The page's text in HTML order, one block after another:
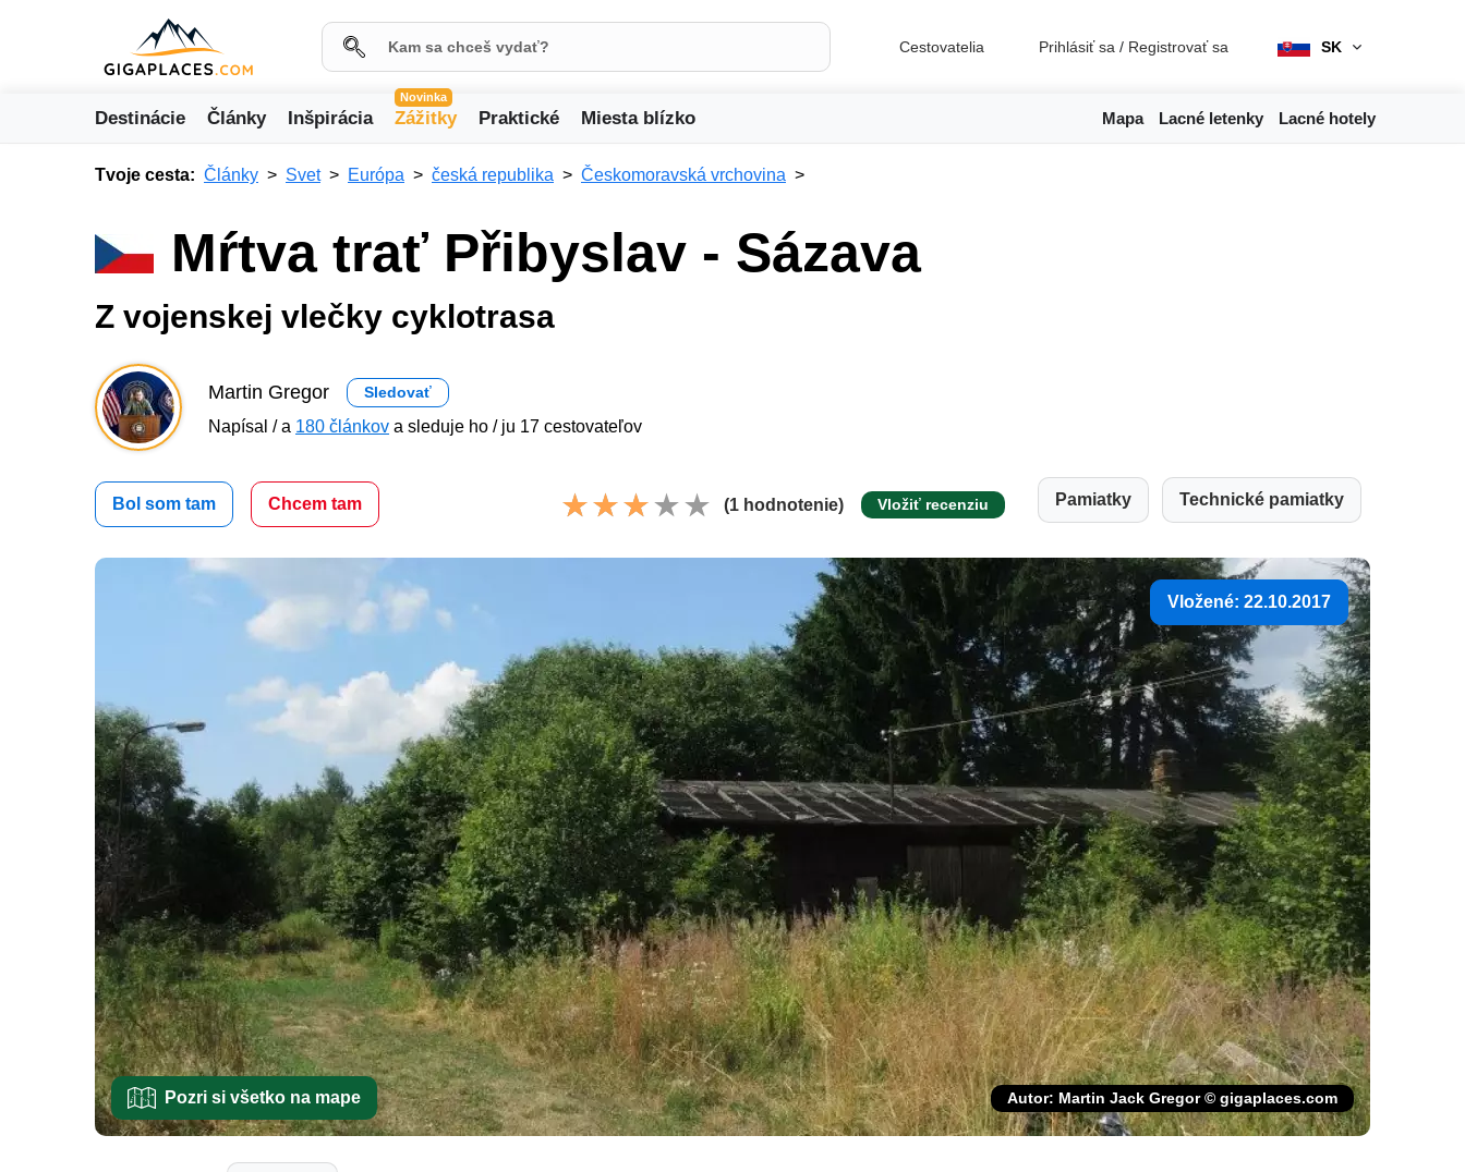
Cestovatelia Prihlásiť sa / Registrovať sa SK
Destinácie Články Inšpirácia
Novinka
Zážitky Praktické Miesta blízko Mapa Lacné letenky Lacné hotely
Tvoje cesta: Články Svet Európa česká republika Českomoravská vrchovina
Mŕtva trať Přibyslav - Sázava
Z vojenskej vlečky cyklotrasa
Martin Gregor Sledovať
Napísal / a 180 článkov a sleduje ho / ju 17 cestovateľov
Bol som tam Chcem tam (1 hodnotenie) Vložiť recenziu Pamiatky Technické pamiatky
Vložené: 22.10.2017
Pozri si všetko na mape Autor: Martin Jack Gregor © gigaplaces.com